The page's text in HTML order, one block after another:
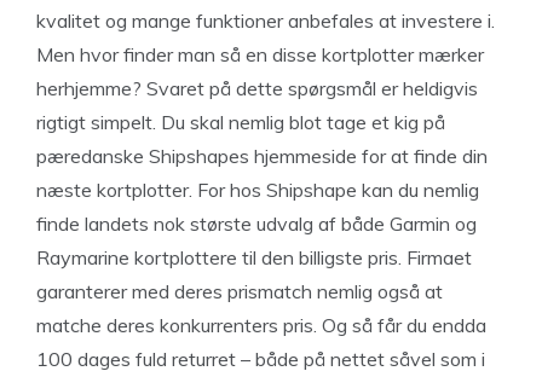
kvalitet og mange funktioner anbefales at investere i.
Men hvor finder man så en disse kortplotter mærker
herhjemme? Svaret på dette spørgsmål er heldigvis
rigtigt simpelt. Du skal nemlig blot tage et kig på
pæredanske Shipshapes hjemmeside for at finde din
næste kortplotter. For hos Shipshape kan du nemlig
finde landets nok største udvalg af både Garmin og
Raymarine kortplottere til den billigste pris. Firmaet
garanterer med deres prismatch nemlig også at
matche deres konkurrenters pris. Og så får du endda
100 dages fuld returret – både på nettet såvel som i